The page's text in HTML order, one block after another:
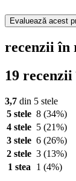
Evaluează acest
recenzii în
19
3,7 din 5 stele
5 stele 8 (34%)
4 stele 5 (21%)
3 stele 6 (26%)
2 stele 3 (13%)
1 stea
1 (4%)